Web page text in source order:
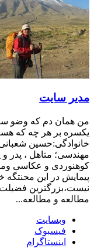
مدیر سایت
من همان دم که وضو
یکسره بر هر چه که
خانوادگی:حسین
مهندسی؛ متاهل ، پدر
کوهنوردی و عکاسی
پیمایش در این محنتگه
نیست،بزرگترین
مطالعه و مطالعه...
وبسایت
فیسبوک
اینستاگرام